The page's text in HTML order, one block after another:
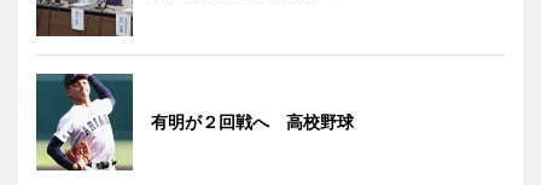
有明が２回戦へ 高校野球